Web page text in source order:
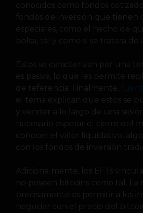
conocidos como fondos
fondos de inversión que tienen
especiales, como el hecho de
bolsa, tal y como si se tratara de
Estos se caracterizan por una
es pasiva, lo que les permite
de referencia. Finalmente,
el tema explican que estos se
y vender a lo largo de una
necesario esperar el cierre del
conocer el valor liquidativo,
con los fondos de inversión
Adicionalmente, los EFTs
no poseen bitcoins como tal. La
precisamente es permitir a los
negociar con el precio del